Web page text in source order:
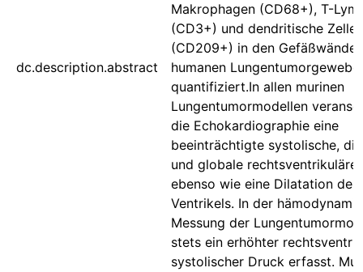
dc.description.abstract
Makrophagen (CD68+), T-
(CD3+) und dendritische Zellen
(CD209+) in den
humanen
quantifiziert.In allen murinen
Lungentumormodellen
die Echokardiographie eine
beeinträchtigte systolische,
und globale rechtsventrikuläre
ebenso wie eine Dilatation des
Ventrikels. In der
Messung der
stets ein erhöhter
systolischer Druck erfasst.